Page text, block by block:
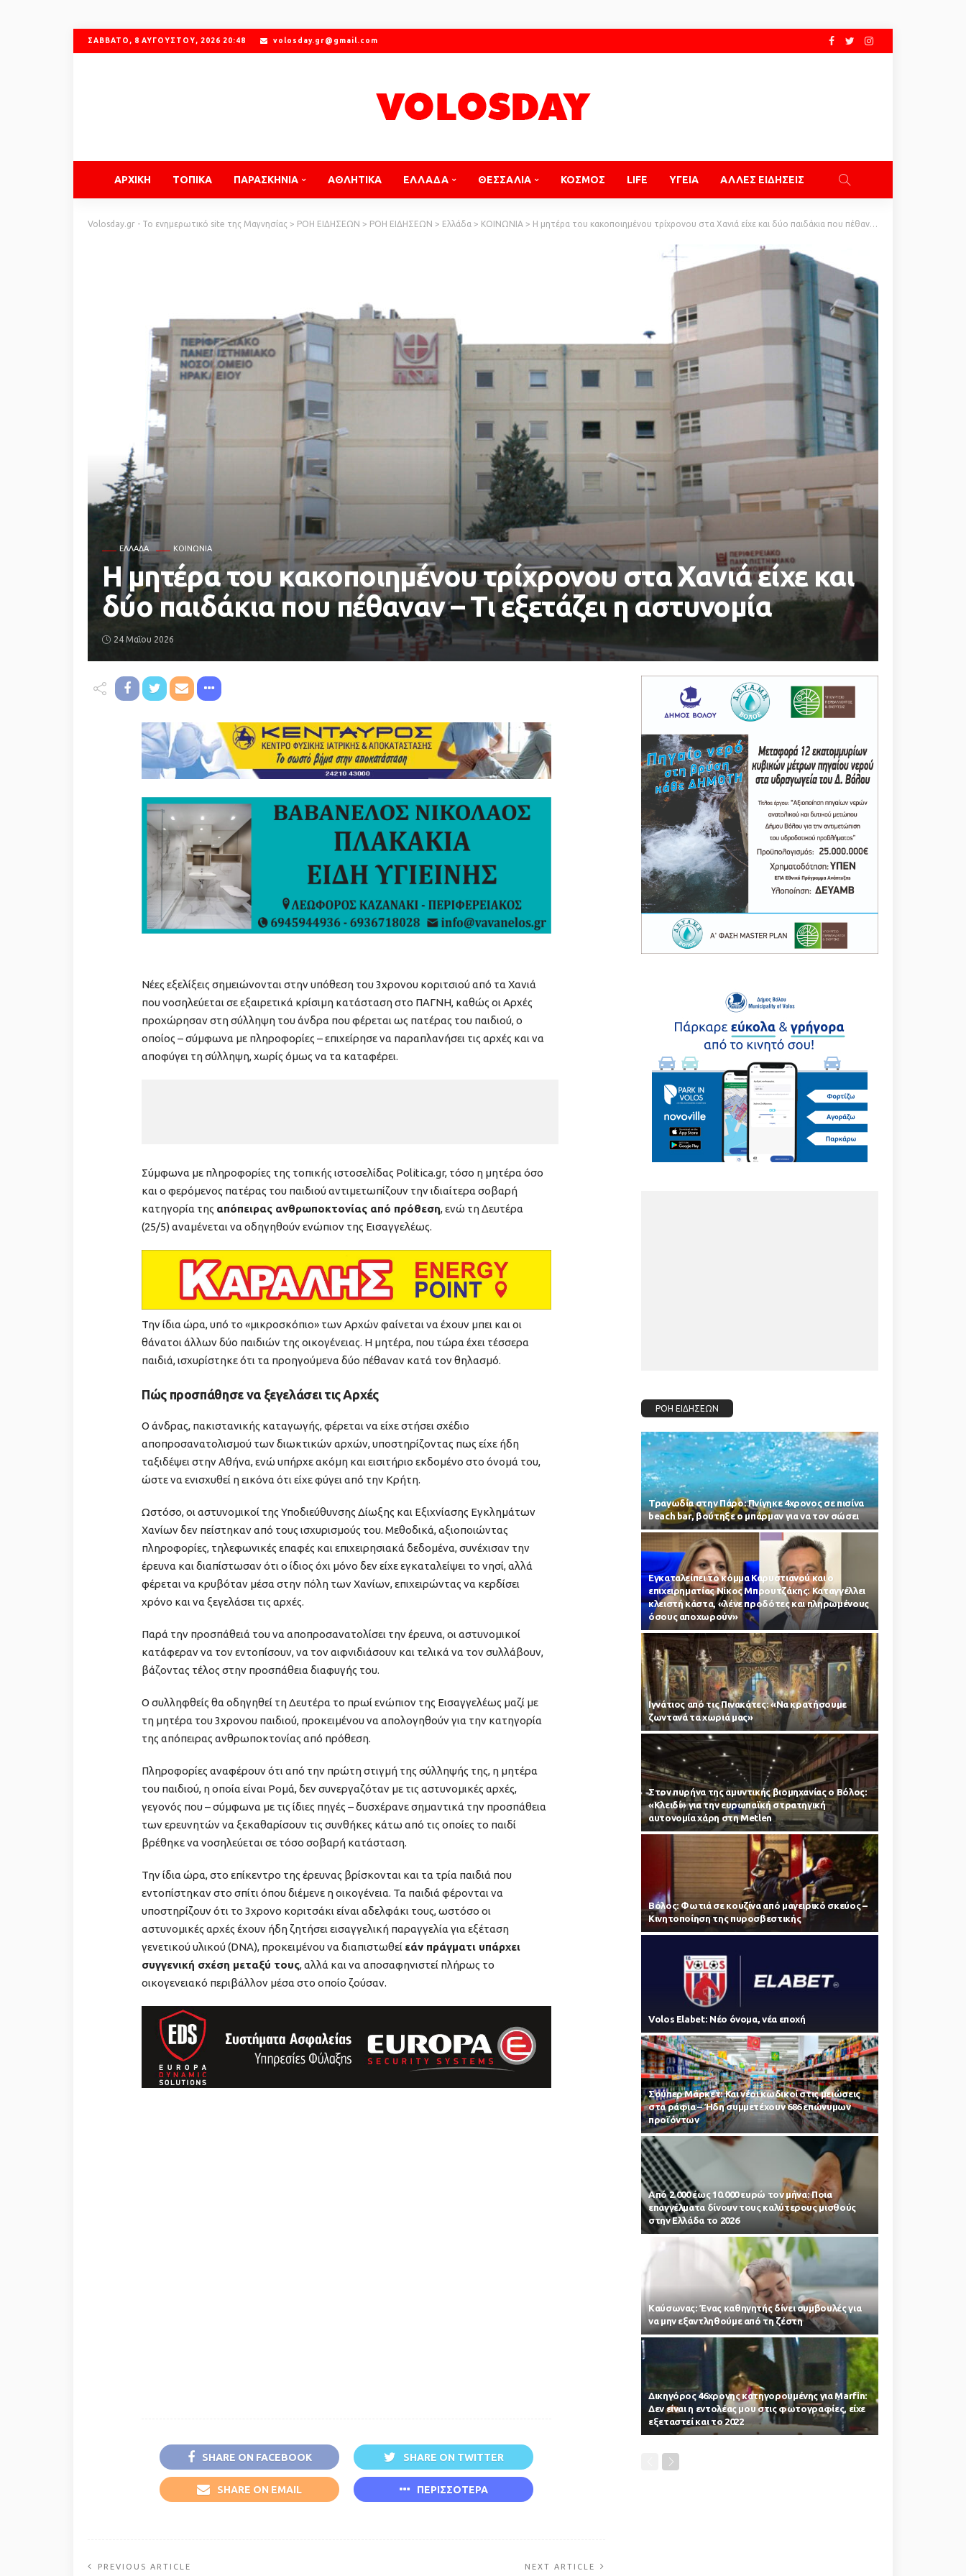
ΣΆΒΒΑΤΟ, 8 ΑΥΓΟΎΣΤΟΥ, 2026 20:48 volosday.gr@gmail.com
ΑΡΧΙΚΗ ΤΟΠΙΚΑ ΠΑΡΑΣΚΗΝΙΑ ΑΘΛΗΤΙΚΑ ΕΛΛΑΔΑ ΘΕΣΣΑΛΙΑ ΚΟΣΜΟΣ LIFE ΥΓΕΙΑ ΑΛΛΕΣ ΕΙΔΗΣΕΙΣ
Volosday.gr - Το ενημερωτικό site της Μαγνησίας > ΡΟΗ ΕΙΔΗΣΕΩΝ > ΡΟΗ ΕΙΔΗΣΕΩΝ > Ελλάδα > ΚΟΙΝΩΝΙΑ > Η μητέρα του κακοποιημένου τρίχρονου στα Χανιά είχε και δύο παιδάκια που πέθαναν – Τι εξετάζει η αστυνομία
ΕΛΛΆΔΑ ΚΟΙΝΩΝΙΑ
Η μητέρα του κακοποιημένου τρίχρονου στα Χανιά είχε και
δύο παιδάκια που πέθαναν – Τι εξετάζει η αστυνομία
24 Μαΐου 2026
Νέες εξελίξεις σημειώνονται στην υπόθεση του 3χρονου κοριτσιού από τα Χανιά
που νοσηλεύεται σε εξαιρετικά κρίσιμη κατάσταση στο ΠΑΓΝΗ, καθώς οι Αρχές
προχώρησαν στη σύλληψη του άνδρα που φέρεται ως πατέρας του παιδιού, ο
οποίος – σύμφωνα με πληροφορίες – επιχείρησε να παραπλανήσει τις αρχές και να
αποφύγει τη σύλληψη, χωρίς όμως να τα καταφέρει.
Σύμφωνα με πληροφορίες της τοπικής ιστοσελίδας Politica.gr, τόσο η μητέρα όσο
και ο φερόμενος πατέρας του παιδιού αντιμετωπίζουν την ιδιαίτερα σοβαρή
κατηγορία της απόπειρας ανθρωποκτονίας από πρόθεση, ενώ τη Δευτέρα
(25/5) αναμένεται να οδηγηθούν ενώπιον της Εισαγγελέως.
Την ίδια ώρα, υπό το «μικροσκόπιο» των Αρχών φαίνεται να έχουν μπει και οι
θάνατοι άλλων δύο παιδιών της οικογένειας. Η μητέρα, που τώρα έχει τέσσερα
παιδιά, ισχυρίστηκε ότι τα προηγούμενα δύο πέθαναν κατά τον θηλασμό.
Πώς προσπάθησε να ξεγελάσει τις Αρχές
Ο άνδρας, πακιστανικής καταγωγής, φέρεται να είχε στήσει σχέδιο
αποπροσανατολισμού των διωκτικών αρχών, υποστηρίζοντας πως είχε ήδη
ταξιδέψει στην Αθήνα, ενώ υπήρχε ακόμη και εισιτήριο εκδομένο στο όνομά του,
ώστε να ενισχυθεί η εικόνα ότι είχε φύγει από την Κρήτη.
Ωστόσο, οι αστυνομικοί της Υποδιεύθυνσης Δίωξης και Εξιχνίασης Εγκλημάτων
Χανίων δεν πείστηκαν από τους ισχυρισμούς του. Μεθοδικά, αξιοποιώντας
πληροφορίες, τηλεφωνικές επαφές και επιχειρησιακά δεδομένα, συνέχισαν την
έρευνα και διαπίστωσαν ότι ο ίδιος όχι μόνο δεν είχε εγκαταλείψει το νησί, αλλά
φέρεται να κρυβόταν μέσα στην πόλη των Χανίων, επιχειρώντας να κερδίσει
χρόνο και να ξεγελάσει τις αρχές.
Παρά την προσπάθειά του να αποπροσανατολίσει την έρευνα, οι αστυνομικοί
κατάφεραν να τον εντοπίσουν, να τον αιφνιδιάσουν και τελικά να τον συλλάβουν,
βάζοντας τέλος στην προσπάθεια διαφυγής του.
Ο συλληφθείς θα οδηγηθεί τη Δευτέρα το πρωί ενώπιον της Εισαγγελέως μαζί με
τη μητέρα του 3χρονου παιδιού, προκειμένου να απολογηθούν για την κατηγορία
της απόπειρας ανθρωποκτονίας από πρόθεση.
Πληροφορίες αναφέρουν ότι από την πρώτη στιγμή της σύλληψής της, η μητέρα
του παιδιού, η οποία είναι Ρομά, δεν συνεργαζόταν με τις αστυνομικές αρχές,
γεγονός που – σύμφωνα με τις ίδιες πηγές – δυσχέρανε σημαντικά την προσπάθεια
των ερευνητών να ξεκαθαρίσουν τις συνθήκες κάτω από τις οποίες το παιδί
βρέθηκε να νοσηλεύεται σε τόσο σοβαρή κατάσταση.
Την ίδια ώρα, στο επίκεντρο της έρευνας βρίσκονται και τα τρία παιδιά που
εντοπίστηκαν στο σπίτι όπου διέμενε η οικογένεια. Τα παιδιά φέρονται να
υποστηρίζουν ότι το 3χρονο κοριτσάκι είναι αδελφάκι τους, ωστόσο οι
αστυνομικές αρχές έχουν ήδη ζητήσει εισαγγελική παραγγελία για εξέταση
γενετικού υλικού (DNA), προκειμένου να διαπιστωθεί εάν πράγματι υπάρχει
συγγενική σχέση μεταξύ τους, αλλά και να αποσαφηνιστεί πλήρως το
οικογενειακό περιβάλλον μέσα στο οποίο ζούσαν.
SHARE ON FACEBOOK SHARE ON TWITTER
SHARE ON EMAIL ΠΕΡΙΣΣΟΤΕΡΑ
PREVIOUS ARTICLE NEXT ARTICLE
ΡΟΗ ΕΙΔΗΣΕΩΝ
Τραγωδία στην Πάρο: Πνίγηκε 4χρονος σε πισίνα
beach bar, βούτηξε ο μπάρμαν για να τον σώσει
Εγκαταλείπει το κόμμα Καρυστιανού και ο
επιχειρηματίας Νίκος Μπρουτζάκης: Καταγγέλλει
κλειστή κάστα, «λένε προδότες και πληρωμένους
όσους αποχωρούν»
Ιγνάτιος από τις Πινακάτες: «Να κρατήσουμε
ζωντανά τα χωριά μας»
Στον πυρήνα της αμυντικής βιομηχανίας ο Βόλος:
«Κλειδί» για την ευρωπαϊκή στρατηγική
αυτονομία χάρη στη Metlen
Βόλος: Φωτιά σε κουζίνα από μαγειρικό σκεύος –
Κινητοποίηση της πυροσβεστικής
Volos Elabet: Νέο όνομα, νέα εποχή
Σούπερ Μάρκετ: Και νέοι κωδικοί στις μειώσεις
στα ράφια – Ήδη συμμετέχουν 686 επώνυμων
προϊόντων
Από 2.000 έως 10.000 ευρώ τον μήνα: Ποια
επαγγέλματα δίνουν τους καλύτερους μισθούς
στην Ελλάδα το 2026
Kαύσωνας: Ένας καθηγητής δίνει συμβουλές για
να μην εξαντληθούμε από τη ζέστη
Δικηγόρος 46χρονης κατηγορουμένης για Marfin:
Δεν είναι η εντολέας μου στις φωτογραφίες, είχε
εξεταστεί και το 2022